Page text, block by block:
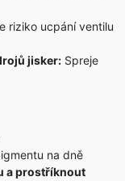
riziko ucpání ventilu
jisker: Spreje
na dně
a prostříknout